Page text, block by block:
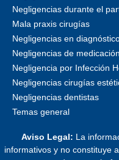
Negligencias durante el
Mala praxis cirugías
Negligencias en
Negligencias de medicación
Negligencia por Infección
Negligencias cirugías
Negligencias dentistas
Temas general
Aviso Legal: La
informativos y no constituye